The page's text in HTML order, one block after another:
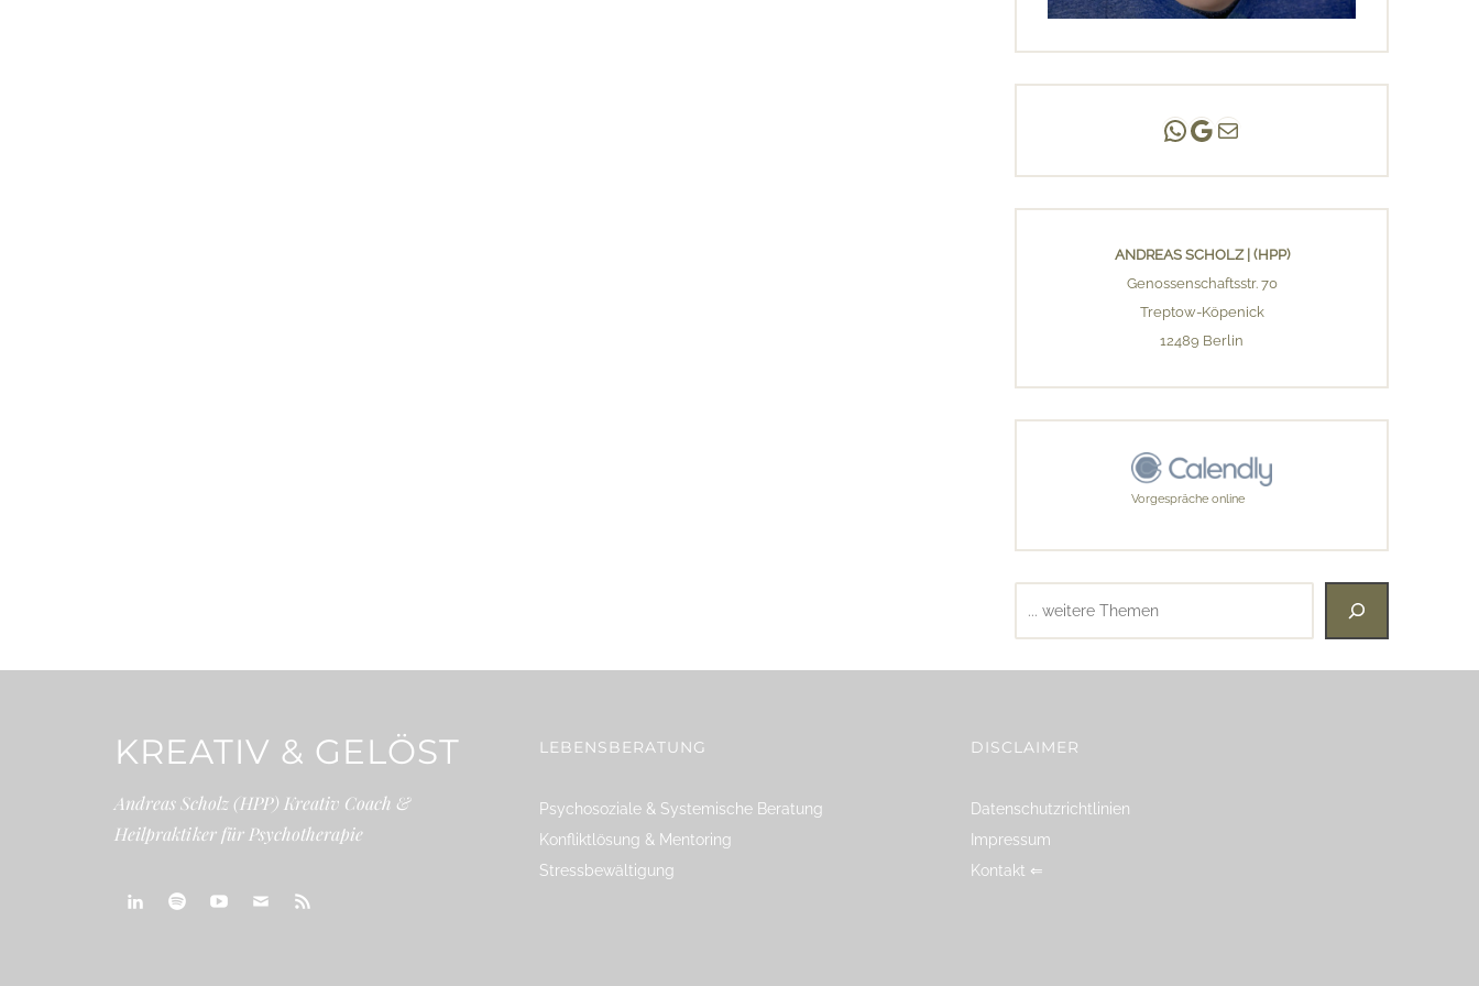
Andreas Scholz | (HPP)
Praxis Adlershof
E-Mail an mich ...
ANDREAS SCHOLZ | (HPP)
Genossenschaftsstr. 70
Treptow-Köpenick
12489 Berlin
Vorgespräche online
KREATIV & GELÖST
Andreas Scholz (HPP) Kreativ Coach &
Heilpraktiker für Psychotherapie
LEBENSBERATUNG
Psychosoziale & Systemische Beratung
Konfliktlösung & Mentoring
Stressbewältigung
DISCLAIMER
Datenschutzrichtlinien
Impressum
Kontakt ⇐